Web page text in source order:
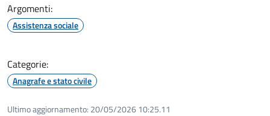
Argomenti:
Assistenza sociale
Categorie:
Anagrafe e stato civile
Ultimo aggiornamento: 20/05/2026 10:25.11